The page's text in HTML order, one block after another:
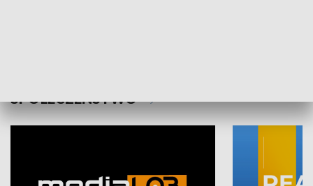
SPOŁECZEŃSTWO